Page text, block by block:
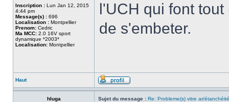
Inscription : Lun Jan 12, 2015
4:44 pm
Message(s) : 696
Localisation : Montpellier
Prenom: Cedric
Ma MCC: 2.0 16V sport
dynamique *2003*
Localisation: Montpellier
l'UCH qui font
de s'embeter.
Haut
hluga Sujet du message : Re: Probleme(s) vitre ar/